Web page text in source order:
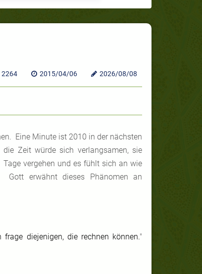
2264 2015/04/06 2026/08/08
Eine Minute ist 2010 in der nächsten
Zeit würde sich verlangsamen, sie
vergehen und es fühlt sich an wie
erwähnt dieses Phänomen an
diejenigen, die rechnen können."